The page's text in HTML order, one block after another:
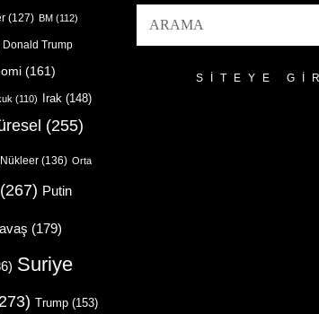
(127) BM (112)
Donald Trump
(161)
(110) Irak (148)
(255)
Nükleer (136) Orta
(267) Putin
(179)
Suriye
Trump (153)
SITEYE